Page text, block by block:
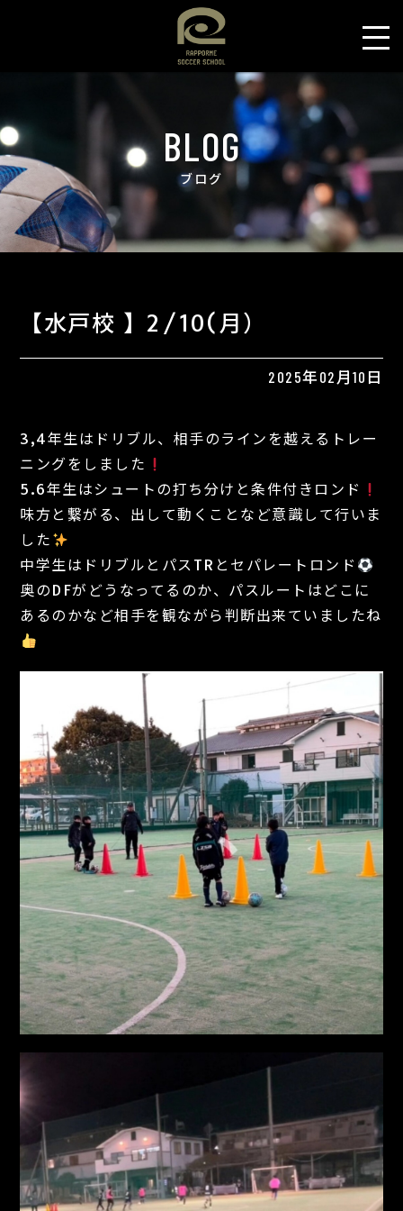
BLOG
ブログ
【水戸校 】2/10(月）
2025年02月10日
3,4年生はドリブル、相手のラインを越えるトレー
ニングをしました
5.6年生はシュートの打ち分けと条件付きロンド
味方と繋がる、出して動くことなど意識して行いま
した
中学生はドリブルとパスTRとセパレートロンド
奥のDFがどうなってるのか、パスルートはどこに
あるのかなど相手を観ながら判断出来ていましたね